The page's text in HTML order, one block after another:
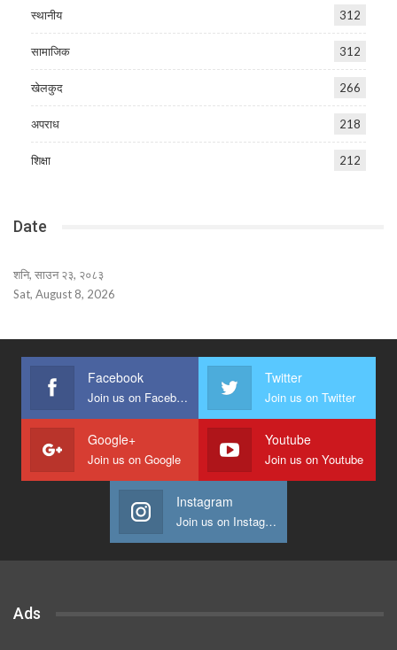
स्थानीय 312
सामाजिक 312
खेलकुद 266
अपराध 218
शिक्षा 212
Date
शनि, साउन २३, २०८३
Sat, August 8, 2026
Facebook
Join us on Facebook
Twitter
Join us on Twitter
Google+
Join us on Google
Youtube
Join us on Youtube
Instagram
Join us on Instagram
Ads